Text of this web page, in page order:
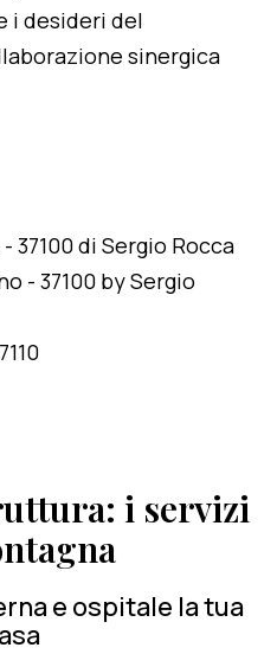
i desideri del
sinergica
i servizi
e ospitale la tua